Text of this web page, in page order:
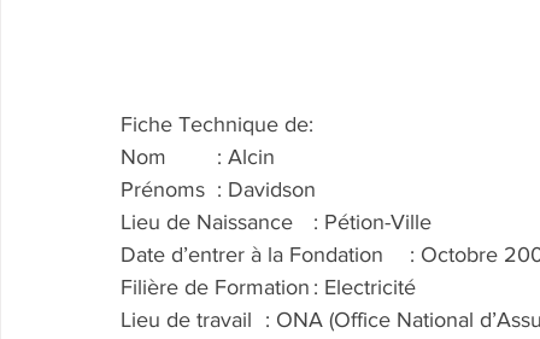
Fiche Technique de:
Nom	: Alcin
Prénoms	: Davidson
Lieu de Naissance	: Pétion-Ville
Date d’entrer à la Fondation	:
Filière de Formation	: Electricité
Lieu de travail	: ONA (Office National